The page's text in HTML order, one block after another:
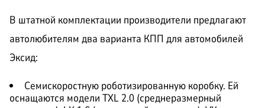
В штатной комплектации производители предлагают
автолюбителям два варианта КПП для автомобилей
Эксид:
Семискоростную роботизированную коробку. Ей
оснащаются модели TXL 2.0 (среднеразмерный